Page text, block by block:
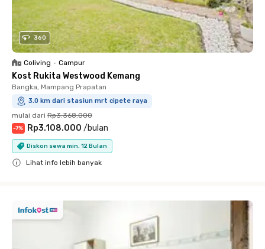
360
Coliving • Campur
Kost Rukita Westwood Kemang
Bangka, Mampang Prapatan
3.0 km dari stasiun mrt cipete raya
mulai dari Rp3.368.000
-7% Rp3.108.000 /bulan
Diskon sewa min. 12 Bulan
Lihat info lebih banyak